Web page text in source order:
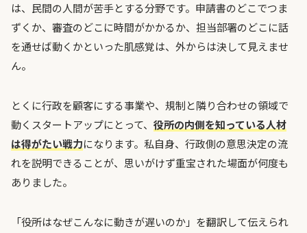
は、民間の人間が苦手とする分野です。申請書のどこでつま
ずくか、審査のどこに時間がかかるか、担当部署のどこに話
を通せば動くかといった肌感覚は、外からは決して見えませ
ん。
とくに行政を顧客にする事業や、規制と隣り合わせの領域で
動くスタートアップにとって、 役所の内側を知っている人材
は得がたい戦力になります。私自身、行政側の意思決定の流
れを説明できることが、思いがけず重宝された場面が何度も
ありました。
「役所はなぜこんなに動きが遅いのか」を翻訳して伝えられ